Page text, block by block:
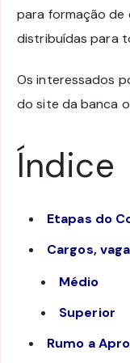
para formação de
distribuídas para
Os interessados
do site da banca
Índice
Etapas do
Cargos,
Médio
Superior
Rumo a